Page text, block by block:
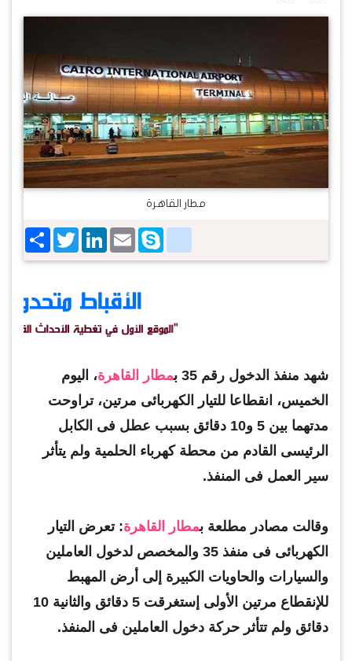
مطار القاهرة
ShareTwitterLinkedIn EmailSkype
google_bookmarks
شهد منفذ الدخول رقم 35 ب مطار القاهرة، اليوم
الخميس، انقطاعا للتيار الكهربائى مرتين، تراوحت
مدتهما بين 5 و10 دقائق بسبب عطل فى الكابل
الرئيسى القادم من محطة كهرباء الحلمية ولم يتأثر
سير العمل فى المنفذ.
وقالت مصادر مطلعة بمطار القاهرة: تعرض التيار
الكهربائى فى منفذ 35 والمخصص لدخول العاملين
والسيارات والحاويات الكبيرة إلى أرض المهبط
للإنقطاع مرتين الأولى إستغرقت 5 دقائق والثانية 10
دقائق ولم تتأثر حركة دخول العاملين فى المنفذ.